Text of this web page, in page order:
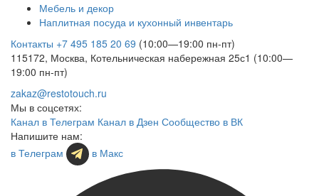
Мебель и декор
Наплитная посуда и кухонный инвентарь
Контакты +7 495 185 20 69 (10:00—19:00 пн-пт)
115172, Москва, Котельническая набережная 25с1 (10:00—
19:00 пн-пт)
zakaz@restotouch.ru
Мы в соцсетях:
Канал в Телеграм Канал в Дзен Сообщество в ВК
Напишите нам:
в Телеграм
в Макс